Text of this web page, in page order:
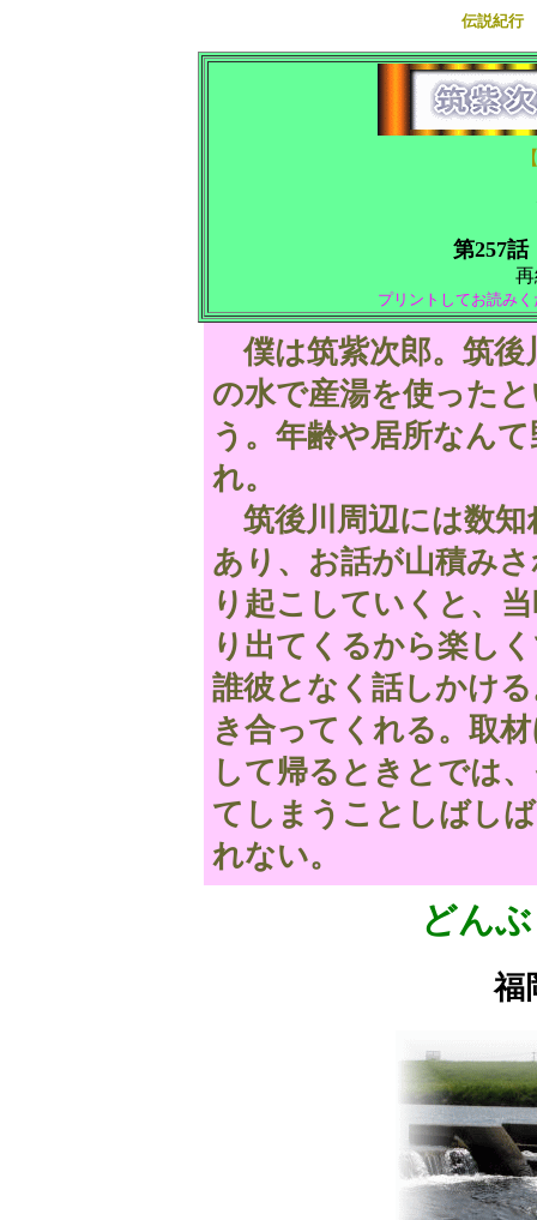
伝説紀行
第257
プリントしてお読み
僕は筑紫次郎。筑後
の水で産湯を使った
う。年齢や居所なん
れ。
筑後川周辺には数知
あり、お話が山積み
り起こしていくと、
り出てくるから楽し
誰彼となく話しかけ
き合ってくれる。取
して帰るときとでは
てしまうことしばし
れない。
どん
福